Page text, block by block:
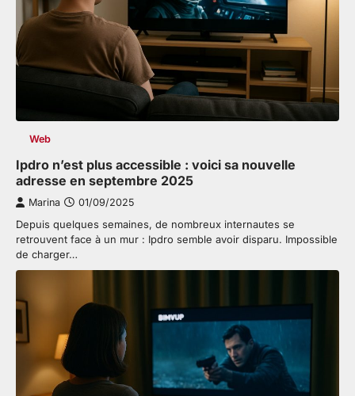
Web
Ipdro n’est plus accessible : voici sa nouvelle
adresse en septembre 2025
Marina 01/09/2025
Depuis quelques semaines, de nombreux internautes se
retrouvent face à un mur : Ipdro semble avoir disparu. Impossible
de charger…